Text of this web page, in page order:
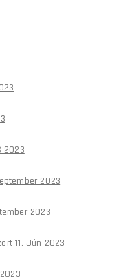
2023
2023
2023
11. Jún 2023